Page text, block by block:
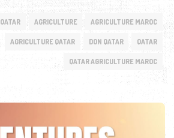
QATAR AGRICULTURE AGRICULTURE MAROC
AGRICULTURE QATAR DON QATAR QATAR
QATAR AGRICULTURE MAROC